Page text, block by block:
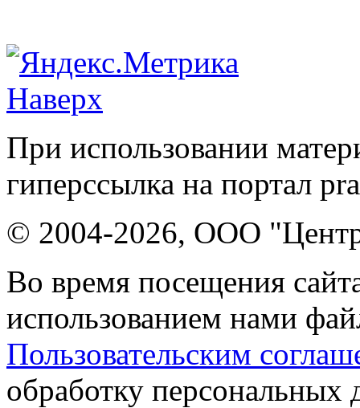
Наверх
При использовании
гиперссылка на портал
© 2004-2026, ООО "Центр
Во время посещения
использованием нами
Пользовательским
обработку персональных